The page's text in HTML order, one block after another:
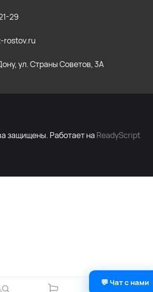
29
rostov.ru
ул. Страны Советов, 3А
защищены. Работает на ReadyScript
💬 Чат с нами